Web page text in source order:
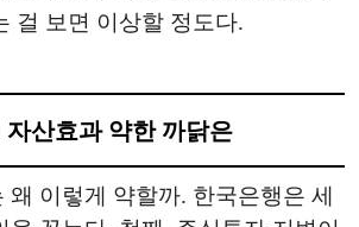
걸 보면 이상할 정도다.
자산효과 약한 까닭은
왜 이렇게 약할까. 한국은행은 세